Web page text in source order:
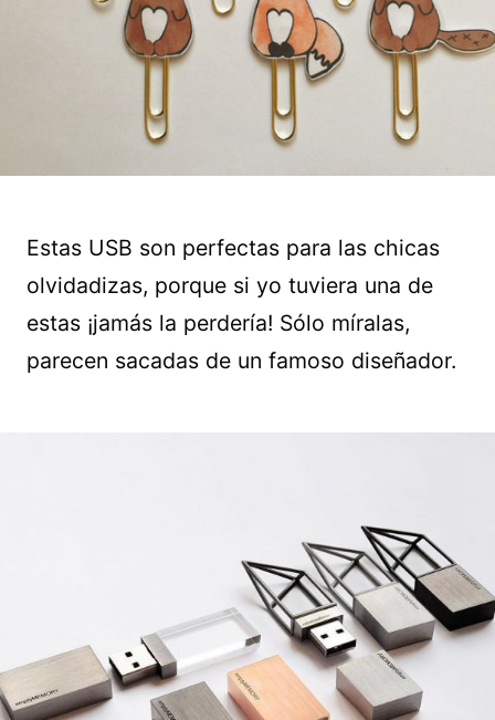
Estas USB son perfectas para las chicas
olvidadizas, porque si yo tuviera una de
estas ¡jamás la perdería! Sólo míralas,
parecen sacadas de un famoso diseñador.